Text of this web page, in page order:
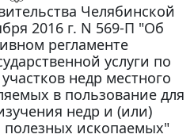
Челябинской
2016 г. N 569-П "Об
регламенте
услуги по
недр местного
в пользование для
недр и (или)
ископаемых"